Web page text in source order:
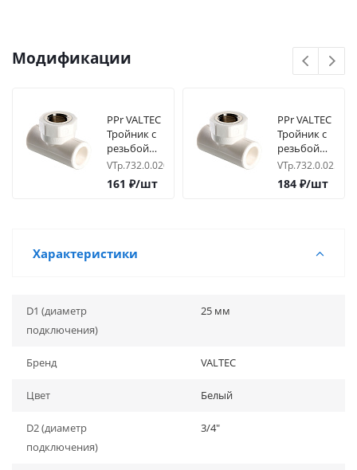
Модификации
PPr VALTEC
Тройник c
резьбой
20х1/2 вр
VTp.732.0.02004
161 ₽/шт
PPr VALTEC
Тройник c
резьбой
25х1/2 вр
VTp.732.0.02504
184 ₽/шт
Характеристики
D1 (диаметр
подключения)
25 мм
Бренд VALTEC
Цвет Белый
D2 (диаметр
подключения)
3/4"